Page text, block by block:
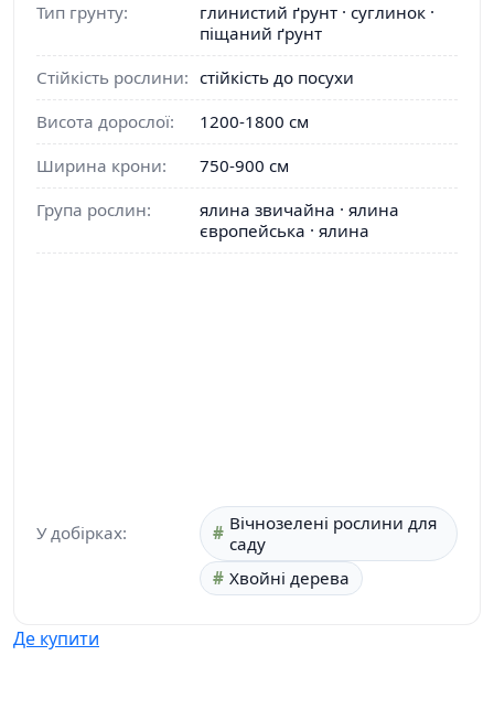
Тип грунту:
глинистий ґрунт · суглинок ·
піщаний ґрунт
Стійкість рослини: стійкість до посухи
Висота дорослої:
1200-1800 см
Ширина крони:
750-900 см
Група рослин:
ялина звичайна · ялина
європейська · ялина
У добірках:
Вічнозелені рослини для
саду
Хвойні дерева
Де купити